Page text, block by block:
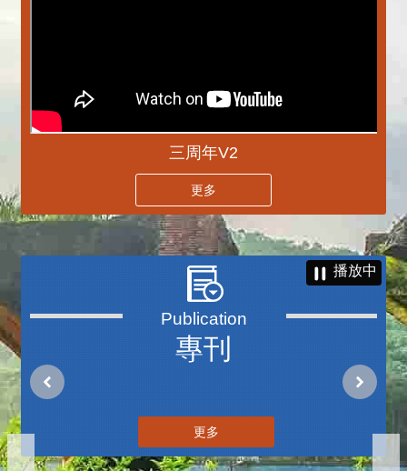
三周年V2
更多
專刊
播放中
更多